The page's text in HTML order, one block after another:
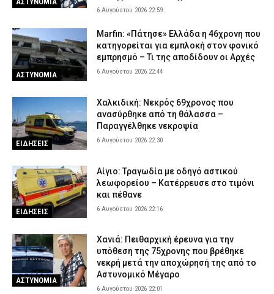
6 Αυγούστου 2026 22:59
ΑΣΤΥΝΟΜΙΑ
Marfin: «Πάτησε» Ελλάδα η 46χρονη που
κατηγορείται για εμπλοκή στον φονικό
εμπρησμό – Τι της αποδίδουν οι Αρχές
6 Αυγούστου 2026 22:44
ΕΙΔΗΣΕΙΣ
Χαλκιδική: Νεκρός 69χρονος που
ανασύρθηκε από τη θάλασσα –
Παραγγέλθηκε νεκροψία
6 Αυγούστου 2026 22:30
ΕΙΔΗΣΕΙΣ
Αίγιο: Τραγωδία με οδηγό αστικού
λεωφορείου – Κατέρρευσε στο τιμόνι
και πέθανε
6 Αυγούστου 2026 22:16
ΑΣΤΥΝΟΜΙΑ
Χανιά: Πειθαρχική έρευνα για την
υπόθεση της 75χρονης που βρέθηκε
νεκρή μετά την αποχώρησή της από το
Αστυνομικό Μέγαρο
6 Αυγούστου 2026 22:01